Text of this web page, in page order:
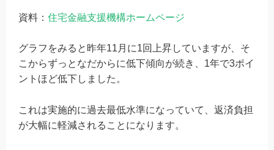
資料： 住宅金融支援機構ホームページ
グラフをみると昨年11月に1回上昇していますが、そ
こからずっとなだからに低下傾向が続き、1年で3ポイ
ントほど低下しました。
これは実施的に過去最低水準になっていて、返済負担
が大幅に軽減されることになります。